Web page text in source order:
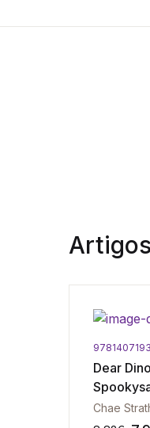
Dear
Chae